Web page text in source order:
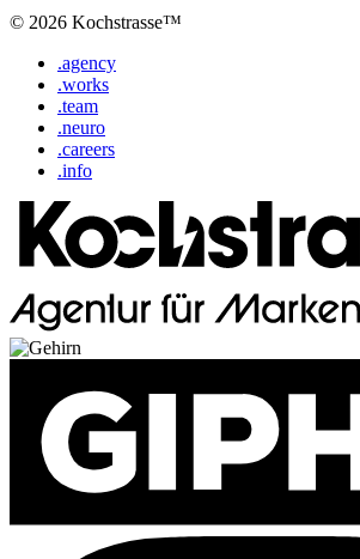
© 2026 Kochstrasse™
.agency
.works
.team
.neuro
.careers
.info